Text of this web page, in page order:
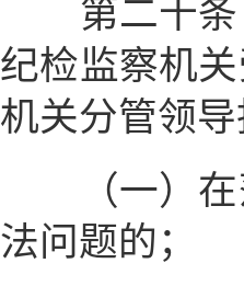
第二十条
纪检监察机
机关分管领
（一）在
法问题的；